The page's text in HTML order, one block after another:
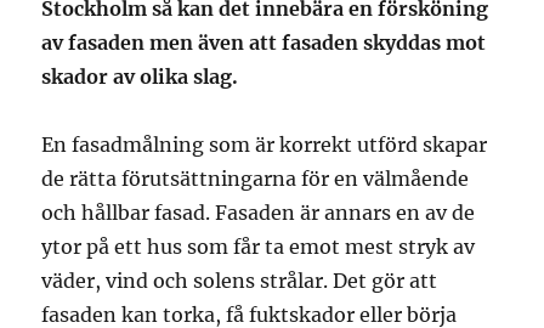
Stockholm så kan det innebära en försköning
av fasaden men även att fasaden skyddas mot
skador av olika slag.
En fasadmålning som är korrekt utförd skapar
de rätta förutsättningarna för en välmående
och hållbar fasad. Fasaden är annars en av de
ytor på ett hus som får ta emot mest stryk av
väder, vind och solens strålar. Det gör att
fasaden kan torka, få fuktskador eller börja